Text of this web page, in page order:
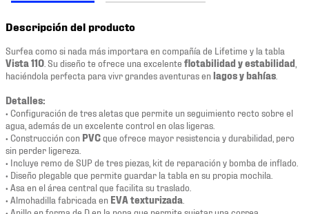
Descripción del producto
Surfea como si nada más importara en compañía de Lifetime y la tabla
Vista 110 . Su diseño te ofrece una excelente flotabilidad y estabilidad
haciéndola perfecta para vivr grandes aventuras enlagos y bahías
Detalles:
• Configuración de tres aletas que permite un seguimiento recto sobre el
agua, además de un excelente control en olas ligeras.
• Construcción con PVCque ofrece mayor resistencia y durabilidad, pero
sin perder ligereza.
• Incluye remo de SUP de tres piezas, kit de reparación y bomba de inflado.
• Diseño plegable que permite guardar la tabla en su propia mochila.
• Asa en el área central que facilita su traslado.
• Almohadilla fabricada en EVA texturizada